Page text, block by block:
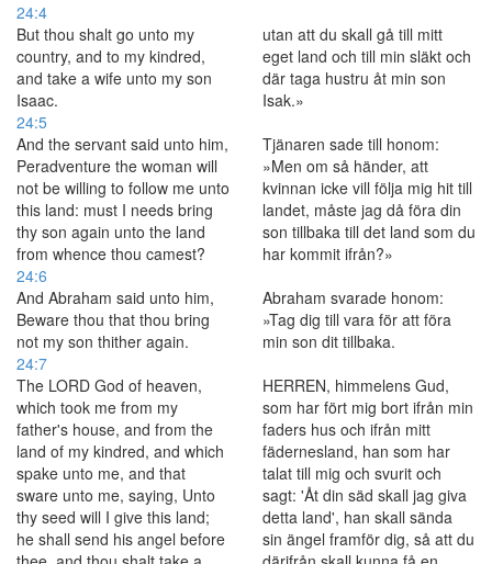
24:4
But thou shalt go unto my
country, and to my kindred,
and take a wife unto my son
Isaac.
utan att du skall gå till mitt
eget land och till min släkt och
där taga hustru åt min son
Isak.»
24:5
And the servant said unto him,
Peradventure the woman will
not be willing to follow me unto
this land: must I needs bring
thy son again unto the land
from whence thou camest?
Tjänaren sade till honom:
»Men om så händer, att
kvinnan icke vill följa mig hit till
landet, måste jag då föra din
son tillbaka till det land som du
har kommit ifrån?»
24:6
And Abraham said unto him,
Beware thou that thou bring
not my son thither again.
Abraham svarade honom:
»Tag dig till vara för att föra
min son dit tillbaka.
24:7
The LORD God of heaven,
which took me from my
father's house, and from the
land of my kindred, and which
spake unto me, and that
sware unto me, saying, Unto
thy seed will I give this land;
he shall send his angel before
HERREN, himmelens Gud,
som har fört mig bort ifrån min
faders hus och ifrån mitt
fädernesland, han som har
talat till mig och svurit och
sagt: 'Åt din säd skall jag giva
detta land', han skall sända
sin ängel framför dig, så att du